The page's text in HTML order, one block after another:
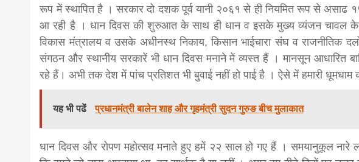
रूप में स्थापित है । सरकार दो दशक पूर्व यानी २०६१ से ही नियमित रूप से असाढ
आ रही है । धान दिवस की शुरुआत के साथ ही धान व इसके मुख्य व्यंजन चावल
विकास मंत्रालय व उसके अधीनस्थ निकाय, किसान भाईचारा संघ व
संगठन और स्थानीय सरकारें भी धान दिवस मनाने में व्यस्त हैं । मानसून आधारित
रहे हैं। अभी तक देश में पांच प्रतिशत भी बुवाई नहीं हो पाई है । ऐसे में हमारी धूमधाम
यह भी पढें प्रधानमंत्री बालेन शाह और गृहमंत्री सुदन गुरुङ बीच मुलाकात
धान दिवस और रोपण महोत्सव मनाते हुए हमें २२ साल हो गए हैं । समयानुकूल नारे